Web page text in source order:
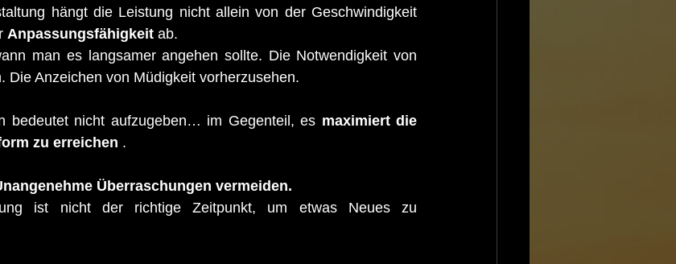
hängt die Leistung nicht allein von der Geschwindigkeit
Anpassungsfähigkeit ab.
man es langsamer angehen sollte. Die Notwendigkeit von
Die Anzeichen von Müdigkeit vorherzusehen.
bedeutet nicht aufzugeben… im Gegenteil, es maximiert die
zu erreichen .
Überraschungen vermeiden.
ist nicht der richtige Zeitpunkt, um etwas Neues zu